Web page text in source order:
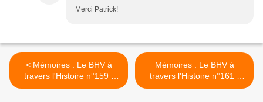
Merci Patrick!
< Mémoires : Le BHV à
travers l'Histoire n°159 :
1998 -Partie1
Mémoires : Le BHV à
travers l'Histoire n°161 :
1998 -Partie 3 >